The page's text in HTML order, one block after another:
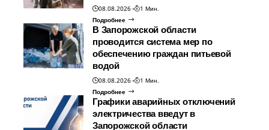
08.08.2026
1 Мин.
Подробнее
В Запорожской области
проводится система мер по
обеспечению граждан питьевой
водой
08.08.2026
1 Мин.
Подробнее
Графики аварийных отключений
электричества введут в
Запорожской области